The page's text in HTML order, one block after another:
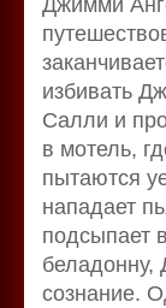
Джимми
избивать
Салли и
в мотель,
пытаются
нападает
подсыпает
беладонну,
сознание.